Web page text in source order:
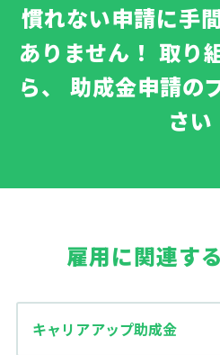
慣れない申請に手
ありません！ 取り
ら、
助成金申請の
さい
雇用に関連す
キャリアアップ助成金